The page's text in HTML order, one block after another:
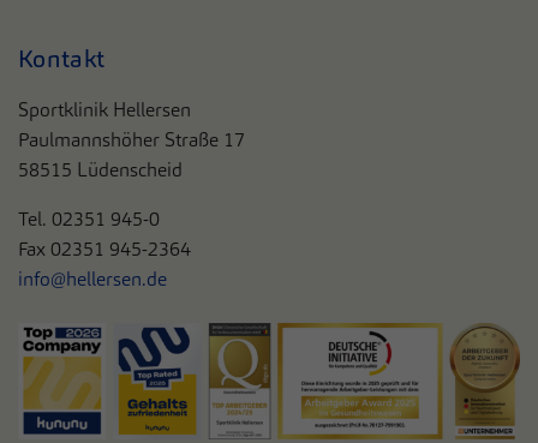
Kontakt
Sportklinik Hellersen
Paulmannshöher Straße 17
58515 Lüdenscheid
Tel. 02351 945-0
Fax 02351 945-2364
info@hellersen.de